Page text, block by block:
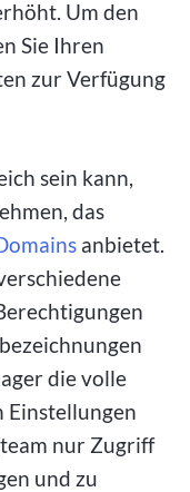
Um den
Sie Ihren
zur Verfügung
sein kann,
das
anbietet.
die volle
Einstellungen
nur Zugriff
und zu